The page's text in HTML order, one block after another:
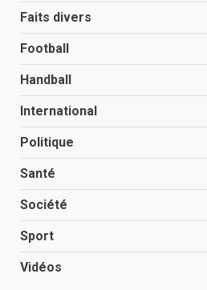
Faits divers
Football
Handball
International
Politique
Santé
Société
Sport
Vidéos